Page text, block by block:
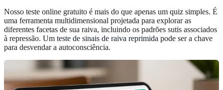
Nosso teste online gratuito é mais do que apenas um quiz simples. É
uma ferramenta multidimensional projetada para explorar as
diferentes facetas de sua raiva, incluindo os padrões sutis associados
à repressão. Um teste de sinais de raiva reprimida pode ser a chave
para desvendar a autoconsciência.